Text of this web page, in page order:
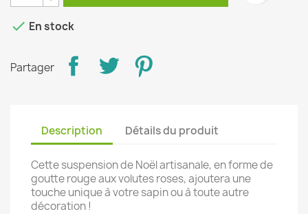
 En stock
Partager
Description Détails du produit
Cette suspension de Noël artisanale, en forme de
goutte rouge aux volutes roses, ajoutera une
touche unique à votre sapin ou à toute autre
décoration !